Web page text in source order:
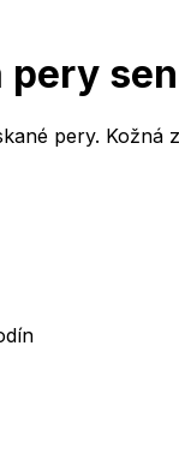
pery
pery. Kožná